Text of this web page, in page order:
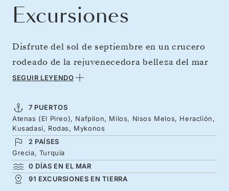
Excursiones
Disfrute del sol de septiembre en un crucero
rodeado de la rejuvenecedora belleza del mar
Egeo. Embárquese en un viaje de
de la antigua Grecia, y ponga rumbo a
románticas islas impregnadas de mitos y
antigüedades. Visite Milos, Creta y Rodas
antes de explorar las ruinas que salpican la
costa turca, cuya historia épica emerge de un
soleado litoral. Añada un toque de glamur con
SEGUIR LEYENDO
7 PUERTOS
Atenas (El Pireo), Nafplion, Milos, Nisos Melos, Heraclión,
Kusadasi, Rodas, Mykonos
2 PAÍSES
Grecia, Turquía
0 DÍAS EN EL MAR
91 EXCURSIONES EN TIERRA